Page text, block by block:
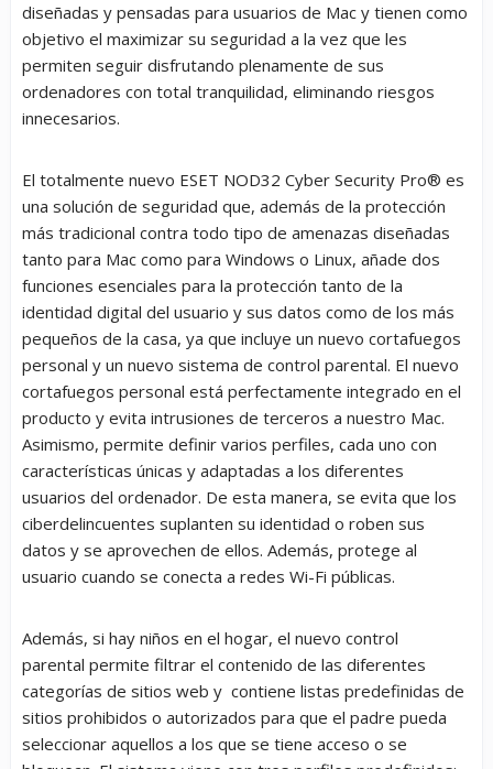
diseñadas y pensadas para usuarios de Mac y tienen como
objetivo el maximizar su seguridad a la vez que les
permiten seguir disfrutando plenamente de sus
ordenadores con total tranquilidad, eliminando riesgos
innecesarios.
El totalmente nuevo ESET NOD32 Cyber Security Pro® es
una solución de seguridad que, además de la protección
más tradicional contra todo tipo de amenazas diseñadas
tanto para Mac como para Windows o Linux, añade dos
funciones esenciales para la protección tanto de la
identidad digital del usuario y sus datos como de los más
pequeños de la casa, ya que incluye un nuevo cortafuegos
personal y un nuevo sistema de control parental. El nuevo
cortafuegos personal está perfectamente integrado en el
producto y evita intrusiones de terceros a nuestro Mac.
Asimismo, permite definir varios perfiles, cada uno con
características únicas y adaptadas a los diferentes
usuarios del ordenador. De esta manera, se evita que los
ciberdelincuentes suplanten su identidad o roben sus
datos y se aprovechen de ellos. Además, protege al
usuario cuando se conecta a redes Wi-Fi públicas.
Además, si hay niños en el hogar, el nuevo control
parental permite filtrar el contenido de las diferentes
categorías de sitios web y contiene listas predefinidas de
sitios prohibidos o autorizados para que el padre pueda
seleccionar aquellos a los que se tiene acceso o se